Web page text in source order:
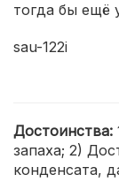
тогда бы ещё
sau-122i
Достоинства:
запаха; 2)
конденсата,